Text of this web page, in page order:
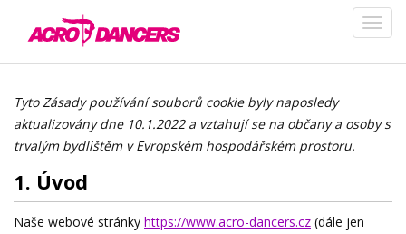
Tyto Zásady používání souborů cookie byly naposledy
aktualizovány dne 10.1.2022 a vztahují se na občany a osoby s
trvalým bydlištěm v Evropském hospodářském prostoru.
1. Úvod
Naše webové stránky https://www.acro-dancers.cz (dále jen